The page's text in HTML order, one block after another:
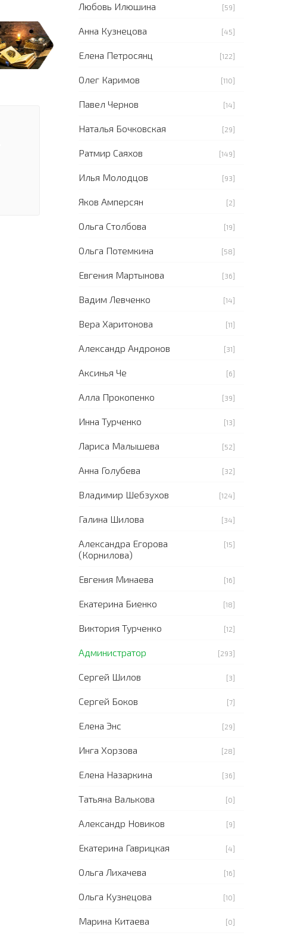
Любовь Илюшина [59]
Анна Кузнецова [45]
Елена Петросянц [122]
Олег Каримов [110]
Павел Чернов [14]
Наталья Бочковская [29]
Ратмир Саяхов [149]
Илья Молодцов [93]
Яков Амперсян [2]
Ольга Столбова [19]
Ольга Потемкина [58]
Евгения Мартынова [36]
Вадим Левченко [14]
Вера Харитонова [11]
Александр Андронов [31]
Аксинья Че [6]
Алла Прокопенко [39]
Инна Турченко [13]
Лариса Малышева [52]
Анна Голубева [32]
Владимир Шебзухов [124]
Галина Шилова [34]
Александра Егорова
(Корнилова)
[15]
Евгения Минаева [16]
Екатерина Биенко [18]
Виктория Турченко [12]
Администратор [293]
Сергей Шилов [3]
Сергей Боков [7]
Елена Энс [29]
Инга Хорзова [28]
Елена Назаркина [36]
Татьяна Валькова [0]
Александр Новиков [9]
Екатерина Гаврицкая [4]
Ольга Лихачева [16]
Ольга Кузнецова [10]
Марина Китаева [0]